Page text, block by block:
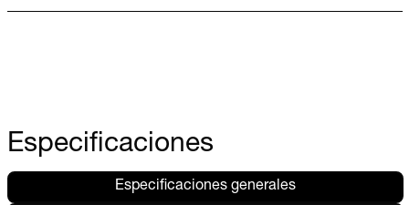
Especificaciones
Especificaciones generales